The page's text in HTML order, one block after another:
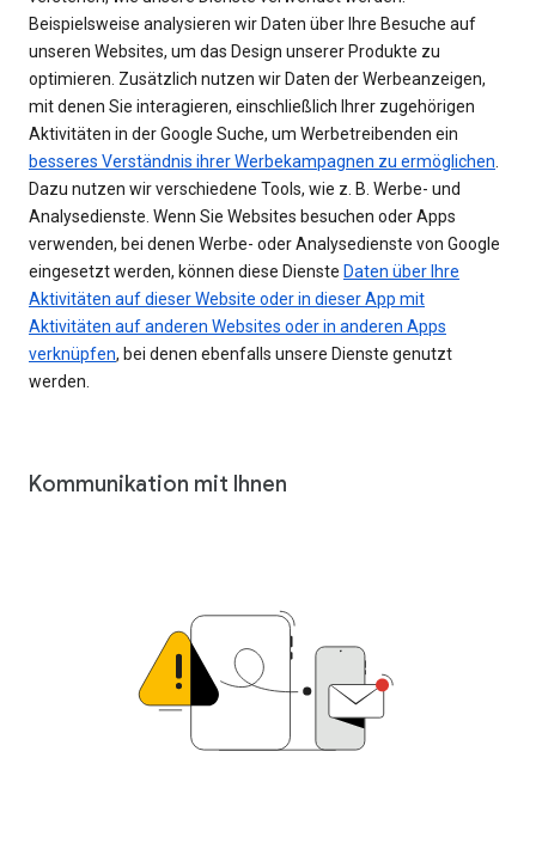
Beispielsweise analysieren wir Daten über Ihre Besuche auf
unseren Websites, um das Design unserer Produkte zu
optimieren. Zusätzlich nutzen wir Daten der Werbeanzeigen,
mit denen Sie interagieren, einschließlich Ihrer zugehörigen
Aktivitäten in der Google Suche, um Werbetreibenden ein
besseres Verständnis ihrer Werbekampagnen zu ermöglichen.
Dazu nutzen wir verschiedene Tools, wie z. B. Werbe- und
Analysedienste. Wenn Sie Websites besuchen oder Apps
verwenden, bei denen Werbe- oder Analysedienste von Google
eingesetzt werden, können diese Dienste Daten über Ihre
Aktivitäten auf dieser Website oder in dieser App mit
Aktivitäten auf anderen Websites oder in anderen Apps
verknüpfen, bei denen ebenfalls unsere Dienste genutzt
werden.
Kommunikation mit Ihnen